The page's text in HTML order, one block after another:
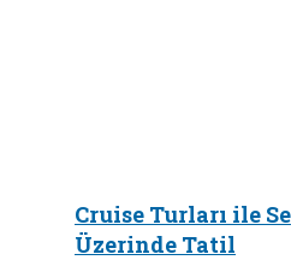
Cruise Turları ile
Üzerinde Tatil